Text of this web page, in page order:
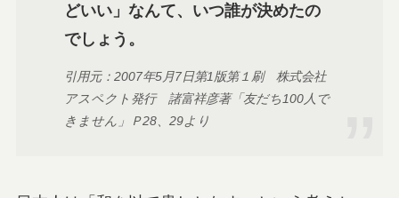
どいい」なんて、いつ誰が決めたの
でしょう。
引用元：2007年5月7日第1版第１刷 株式会社
アスペクト発行 諸富祥彦著「友だち100人で
きません」Ｐ28、29より